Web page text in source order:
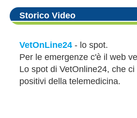
Storico Video
VetOnLine24 - lo spot.
Per le emergenze c'è il web
Lo spot di VetOnline24, che
positivi della telemedicina.